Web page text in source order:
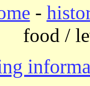
-
food /